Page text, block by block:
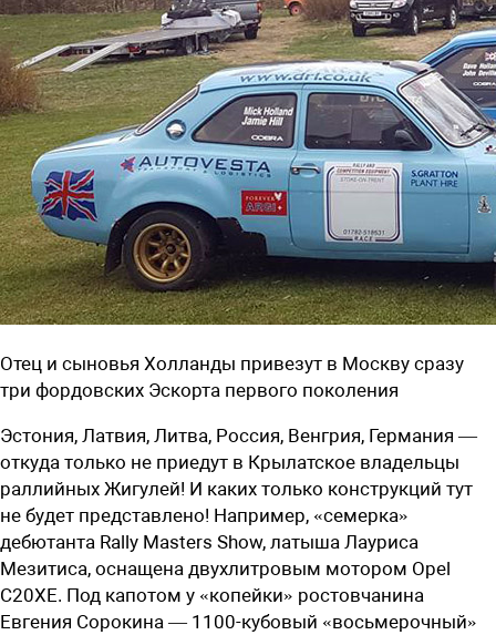
Отец и сыновья Холланды привезут в Москву сразу
три фордовских Эскорта первого поколения
Эстония, Латвия, Литва, Россия, Венгрия, Германия —
откуда только не приедут в Крылатское владельцы
раллийных Жигулей! И каких только конструкций тут
не будет представлено! Например, «семерка»
дебютанта Rally Masters Show, латыша Лауриса
Мезитиса, оснащена двухлитровым мотором Opel
C20XE. Под капотом у «копейки» ростовчанина
Евгения Сорокина — 1100-кубовый «восьмерочный»